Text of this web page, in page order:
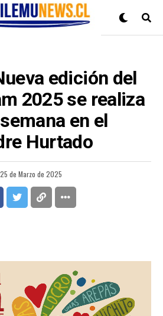
edición del
2025 se realiza
en el
Hurtado
25 de Marzo de 2025